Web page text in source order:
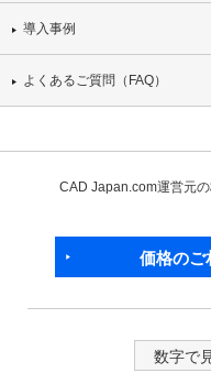
導入事例
よくあるご質問（FAQ）
CAD Japan.com運営元
価格のご
数字で